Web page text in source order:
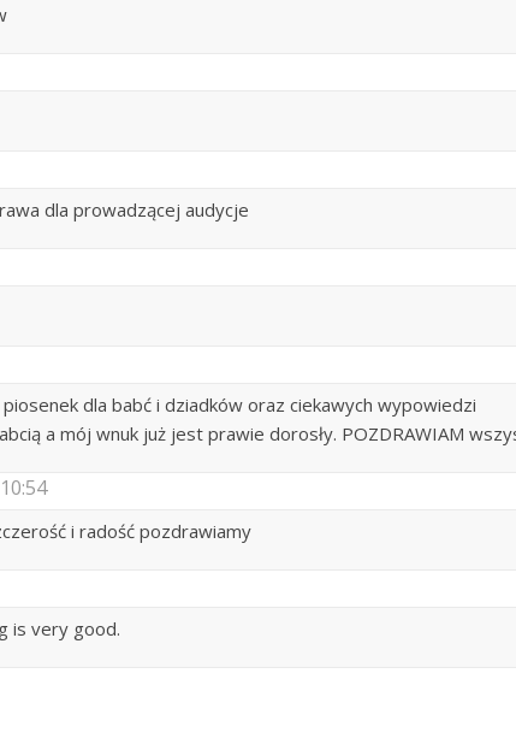
dla prowadzącej audycje
piosenek dla babć i dziadków oraz ciekawych wypowiedzi
a mój wnuk już jest prawie dorosły. POZDRAWIAM
i radość pozdrawiamy
is very good.